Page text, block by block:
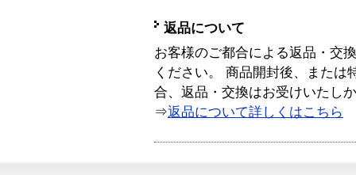
返品について
お客様のご都合による返品・交
ください。 商品開封後、または
合、返品・交換はお受けいたし
⇒返品について詳しくはこちら